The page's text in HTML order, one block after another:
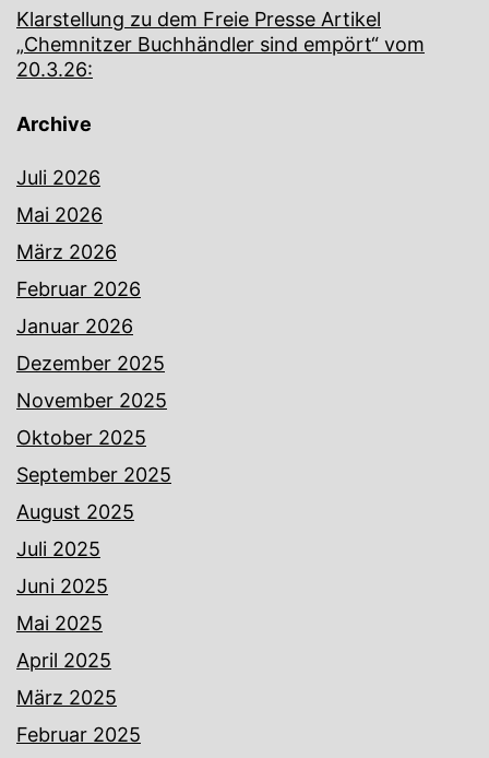
Klarstellung zu dem Freie Presse Artikel
„Chemnitzer Buchhändler sind empört“ vom
20.3.26:
Archive
Juli 2026
Mai 2026
März 2026
Februar 2026
Januar 2026
Dezember 2025
November 2025
Oktober 2025
September 2025
August 2025
Juli 2025
Juni 2025
Mai 2025
April 2025
März 2025
Februar 2025